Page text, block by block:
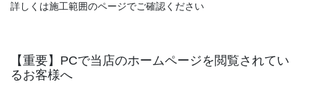
詳しくは施工範囲のページでご確認ください
【重要】PCで当店のホームページを閲覧されてい
るお客様へ